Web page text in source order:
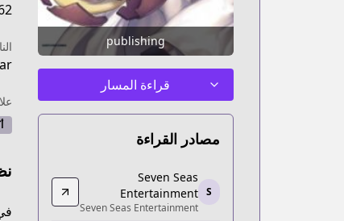
publishing
قراءة المسار
مصادر القراءة
Seven Seas Entertainment
Seven Seas Entertainment
as-a-dragon-hatchling-manga/
S
Seven Seas
Entertainment
Seven Seas Entertainment